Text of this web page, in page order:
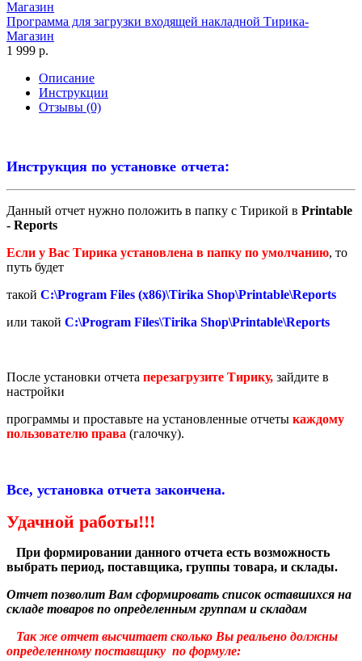
Программа для загрузки входящей накладной Тирика-
Магазин
1 999 р.
Описание
Инструкции
Отзывы (0)
Инструкция по установке отчета:
Данный отчет нужно положить в папку с Тирикой в Printable
- Reports
Если у Вас Тирика установлена в папку по умолчанию, то
путь будет
такой C:\Program Files (x86)\Tirika Shop\Printable\Reports
или такой C:\Program Files\Tirika Shop\Printable\Reports
После установки отчета перезагрузите Тирику, зайдите в
настройки
программы и проставьте на установленные отчеты каждому
пользователю права (галочку).
Все, установка отчета закончена.
Удачной работы!!!
При формировании данного отчета есть возможность
выбрать период, поставщика, группы товара, и склады.
Отчет позволит Вам сформировать список оставшихся на
складе товаров по определенным группам и складам
Так же отчет высчитает сколько Вы реальено должны
определенному поставщику по формуле: